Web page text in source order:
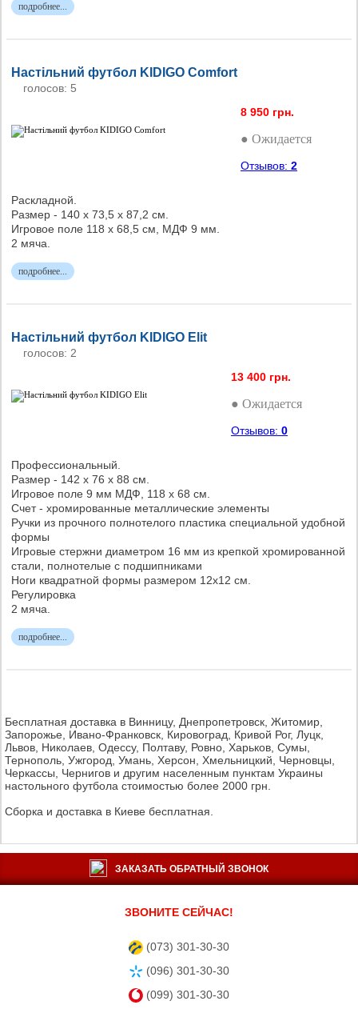
подробнее...
Настільний футбол KIDIGO Comfort
голосов: 5
8 950 грн.
● Ожидается
Отзывов: 2
Раскладной.
Размер - 140 х 73,5 х 87,2 см.
Игровое поле 118 х 68,5 см, МДФ 9 мм.
2 мяча.
подробнее...
Настільний футбол KIDIGO Elit
голосов: 2
13 400 грн.
● Ожидается
Отзывов: 0
Профессиональный.
Размер - 142 х 76 х 88 см.
Игровое поле 9 мм МДФ, 118 x 68 см.
Счет - хромированные металлические элементы
Ручки из прочного полнотелого пластика специальной удобной
формы
Игровые стержни диаметром 16 мм из крепкой хромированной
стали, полнотелые с подшипниками
Ноги квадратной формы размером 12х12 см.
Регулировка
2 мяча.
подробнее...
Бесплатная доставка в Винницу, Днепропетровск, Житомир,
Запорожье, Ивано-Франковск, Кировоград, Кривой Рог, Луцк,
Львов, Николаев, Одессу, Полтаву, Ровно, Харьков, Сумы,
Тернополь, Ужгород, Умань, Херсон, Хмельницкий, Черновцы,
Черкассы, Чернигов и другим населенным пунктам Украины
настольного футбола стоимостью более 2000 грн.
Сборка и доставка в Киеве бесплатная.
ЗАКАЗАТЬ ОБРАТНЫЙ ЗВОНОК
ЗВОНИТЕ СЕЙЧАС!
(073) 301-30-30
(096) 301-30-30
(099) 301-30-30